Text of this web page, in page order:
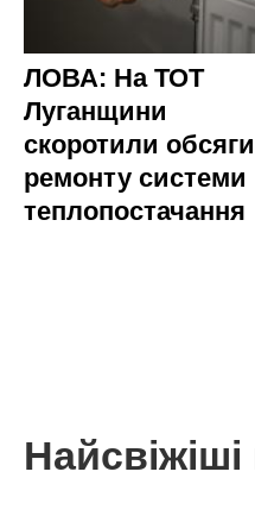
ЛОВА: На ТОТ
Луганщини
скоротили обсяги
ремонту системи
теплопостачання